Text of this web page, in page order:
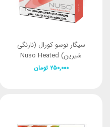
سیگار نوسو کورال (نارنگی
شیرین) Nuso Heated
Tobacco coral
تومان۲۵۰,۰۰۰